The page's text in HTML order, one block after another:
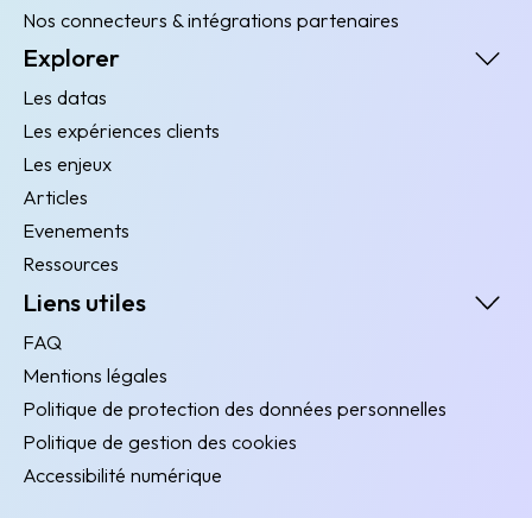
Nos connecteurs & intégrations partenaires
Explorer
Les datas
Les expériences clients
Les enjeux
Articles
Evenements
Ressources
Liens utiles
FAQ
Mentions légales
Politique de protection des données personnelles
Politique de gestion des cookies
Accessibilité numérique